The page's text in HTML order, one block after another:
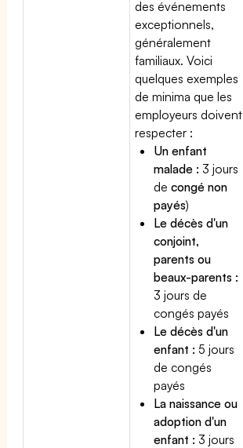
des événements
exceptionnels,
généralement
familiaux. Voici
quelques exemples
de minima que les
employeurs doivent
respecter :
Un enfant
malade : 3 jours
decongé non
payés)
Le décès d'un
conjoint,
parents ou
beaux-parents :
3 jours de
congés payés
Le décès d'un
enfant : 5 jours
de congés
payés
La naissance ou
adoption d'un
enfant : 3 jours